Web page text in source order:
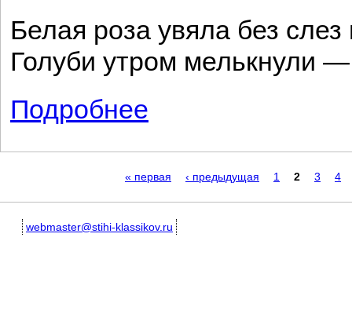
Белая роза увяла без слез
Голуби утром мелькнули
Подробнее
« первая ‹ предыдущая 1 2 3 4
webmaster@stihi-klassikov.ru